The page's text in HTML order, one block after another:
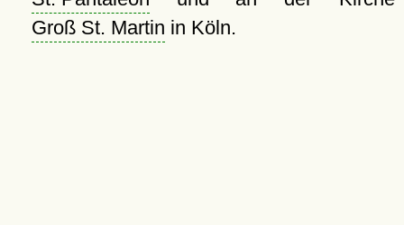
Groß St. Martin in Köln.